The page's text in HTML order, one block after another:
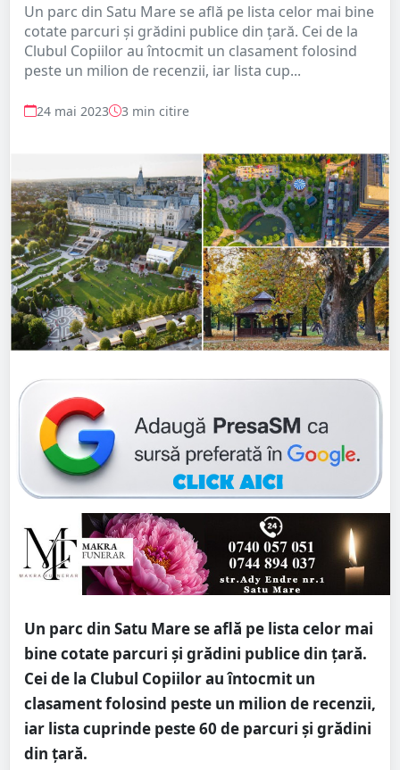
Un parc din Satu Mare se află pe lista celor mai bine
cotate parcuri și grădini publice din țară. Cei de la
Clubul Copiilor au întocmit un clasament folosind
peste un milion de recenzii, iar lista cup...
24 mai 2023 3 min citire
Un parc din Satu Mare se află pe lista celor mai
bine cotate parcuri și grădini publice din țară.
Cei de la Clubul Copiilor au întocmit un
clasament folosind peste un milion de recenzii,
iar lista cuprinde peste 60 de parcuri și grădini
din țară.